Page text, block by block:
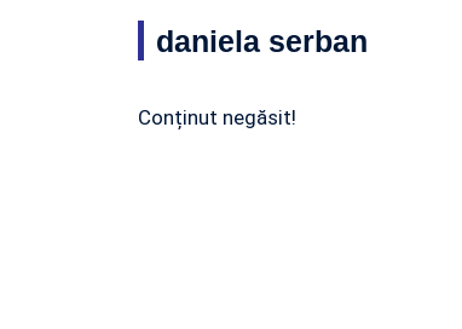
daniela serban
Conținut negăsit!